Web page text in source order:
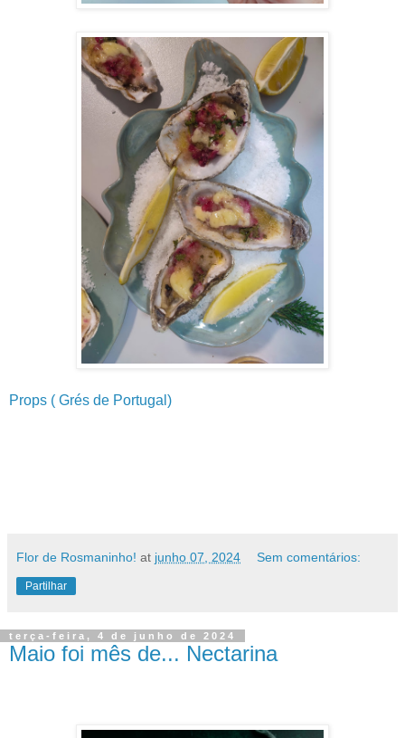
Props ( Grés de Portugal)
Flor de Rosmaninho! at junho 07, 2024 Sem comentários:
Partilhar
terça-feira, 4 de junho de 2024
Maio foi mês de... Nectarina